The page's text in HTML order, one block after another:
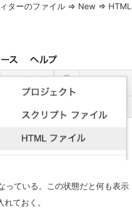
ターのファイル => New => HTML
っている。この状態だと何も表示
ておく。